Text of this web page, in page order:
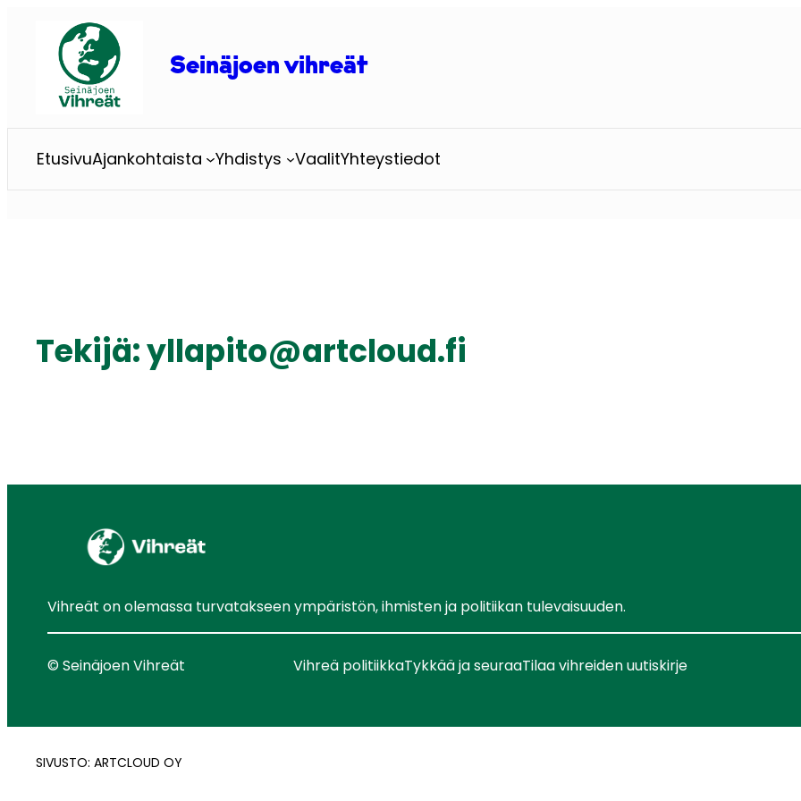
sisältöön
Seinäjoen vihreät
EtusivuAjankohtaista Yhdistys VaalitYhteystiedot
Tekijä:yllapito@artcloud.fi
Vihreät on olemassa turvatakseen ympäristön, ihmisten ja politiikan tulevaisuuden.
© Seinäjoen Vihreät Vihreä politiikkaTykkää ja seuraaTilaa vihreiden uutiskirje
SIVUSTO: ARTCLOUD OY